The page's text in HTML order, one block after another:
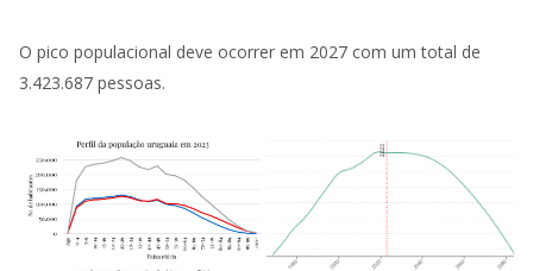
O pico populacional deve ocorrer em 2027 com um total de
3.423.687 pessoas.